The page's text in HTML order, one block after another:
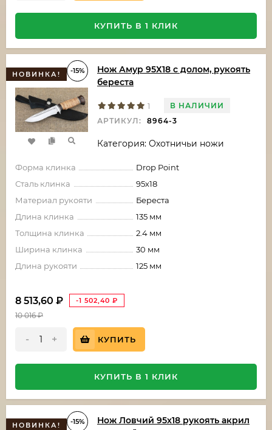
КУПИТЬ В 1 КЛИК
НОВИНКА! -15%
Нож Амур 95Х18 с долом, рукоять
береста
1
В НАЛИЧИИ
АРТИКУЛ:
8964-3
Категория: Охотничьи ножи
Форма клинка
Drop Point
Сталь клинка
95х18
Материал рукояти
Береста
Длина клинка
135 мм
Толщина клинка
2.4 мм
Ширина клинка
30 мм
Длина рукояти
125 мм
8 513,60 ₽ -1 502,40 ₽
10 016₽
- + КУПИТЬ
КУПИТЬ В 1 КЛИК
НОВИНКА! -15%
Нож Ловчий 95х18 рукоять акрил